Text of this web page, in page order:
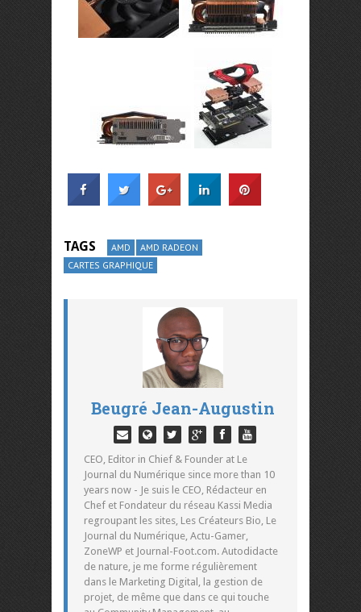
TAGS AMD
AMD RADEON
CARTES GRAPHIQUE
Beugré Jean-Augustin
CEO, Editor in Chief & Founder at Le
Journal du Numérique since more than 10
years now - Je suis le CEO, Rédacteur en
Chef et Fondateur du réseau Kassi Media
regroupant les sites, Les Créateurs Bio, Le
Journal du Numérique, Actu-Gamer,
ZoneWP et Journal-Foot.com. Autodidacte
de nature, je me forme régulièrement
dans le Marketing Digital, la gestion de
projet, de même que dans ce qui touche